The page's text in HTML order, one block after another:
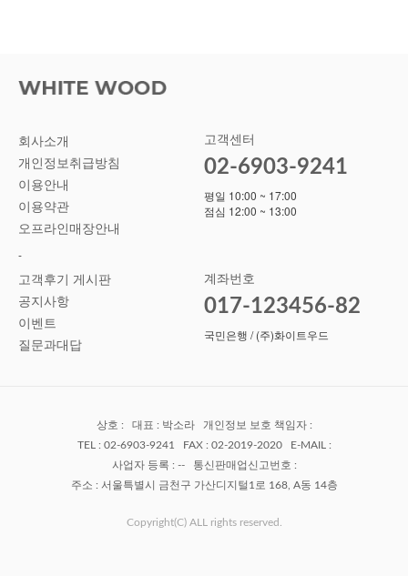
회사소개
개인정보취급방침
이용안내
이용약관
오프라인매장안내
-
고객후기 게시판
공지사항
이벤트
질문과대답
고객센터
02-6903-9241
평일 10:00 ~ 17:00
점심 12:00 ~ 13:00
계좌번호
017-123456-82
국민은행 / (주)화이트우드
상호 : 대표 : 박소라 개인정보 보호 책임자 :
TEL : 02-6903-9241 FAX : 02-2019-2020 E-MAIL :
사업자 등록 : -- 통신판매업신고번호 :
주소 : 서울특별시 금천구 가산디지털1로 168, A동 14층
Copyright(C) ALL rights reserved.